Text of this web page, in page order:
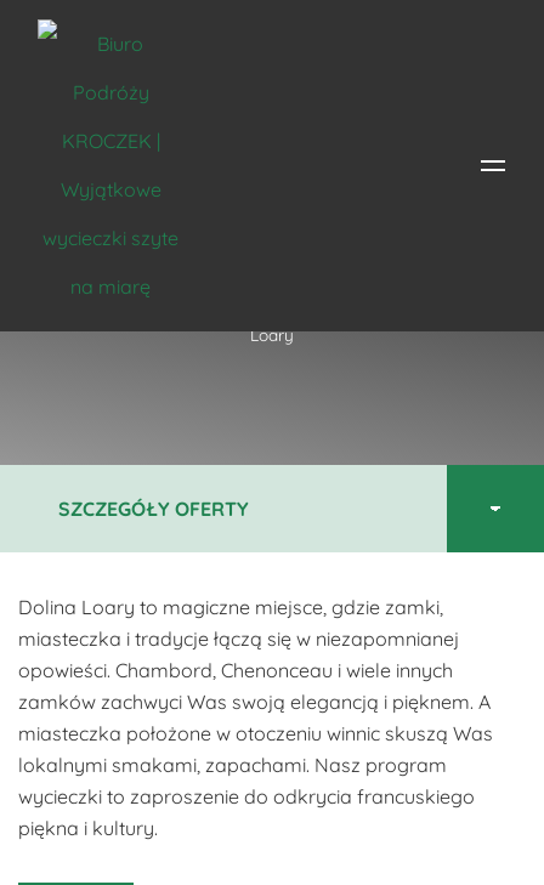
Paryż i Dolina Loary
Loary
Dolina Loary to magiczne miejsce, gdzie zamki,
miasteczka i tradycje łączą się w niezapomnianej
opowieści. Chambord, Chenonceau i wiele innych
zamków zachwyci Was swoją elegancją i pięknem. A
miasteczka położone w otoczeniu winnic skuszą Was
lokalnymi smakami, zapachami. Nasz program
wycieczki to zaproszenie do odkrycia francuskiego
piękna i kultury.